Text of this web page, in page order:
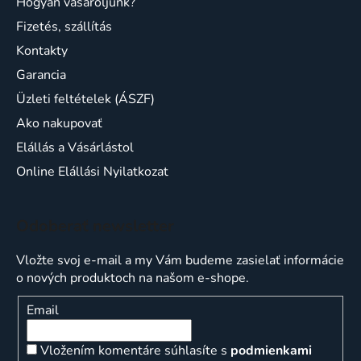
Fizetés, szállítás
Kontakty
Garancia
Üzleti feltételek (ÁSZF)
Ako nakupovať
Elállás a Vásárlástol
Online Elállási Nyilatkozat
Vložte svoj e-mail a my Vám budeme zasielať informácie
o nových produktoch na našom e-shope.
Email
Vložením komentáre súhlasíte s podmienkami